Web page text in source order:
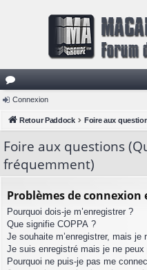
or
u
m
s
Connexion
Retour Paddock Foire aux
Foire aux questions
fréquemment)
Problèmes de connexion
Pourquoi dois-je m’enregistrer ?
Que signifie COPPA ?
Je souhaite m’enregistrer, mais je
Je suis enregistré mais je ne
Pourquoi ne puis-je pas me